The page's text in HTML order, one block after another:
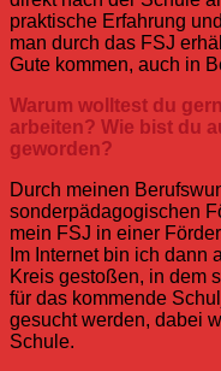
praktische Erfahrung
man durch das FSJ
Gute kommen, auch in
Warum wolltest du
arbeiten? Wie bist du
geworden?
Durch meinen
sonderpädagogischen
mein FSJ in einer
Im Internet bin ich dann
Kreis gestoßen, in dem
für das kommende
gesucht werden, dabei
Schule.